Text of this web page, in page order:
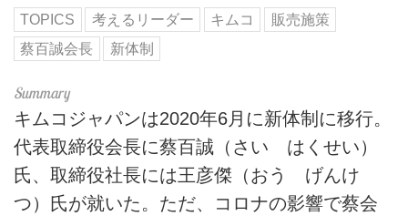
TOPICS 考えるリーダー キムコ
販売施策
蔡百誠会長
新体制
キムコジャパンは2020年6月に新体制に移行。
代表取締役会長に蔡百誠（さい はくせい）
氏、取締役社長には王彦傑（おう げんけ
つ）氏が就いた。ただ、コロナの影響で蔡会